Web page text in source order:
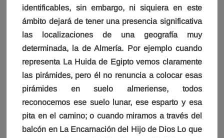
identificables, sin embargo, ni siquiera en este
ámbito dejará de tener una presencia significativa
las localizaciones de una geografía muy
determinada, la de Almería. Por ejemplo cuando
representa La Huida de Egipto vemos claramente
las pirámides, pero él no renuncia a colocar esas
pirámides en suelo almeriense, todos
reconocemos ese suelo lunar, ese esparto y esa
pita en el camino; o cuando miramos a través del
balcón en La Encarnación del Hijo de Dios Lo que